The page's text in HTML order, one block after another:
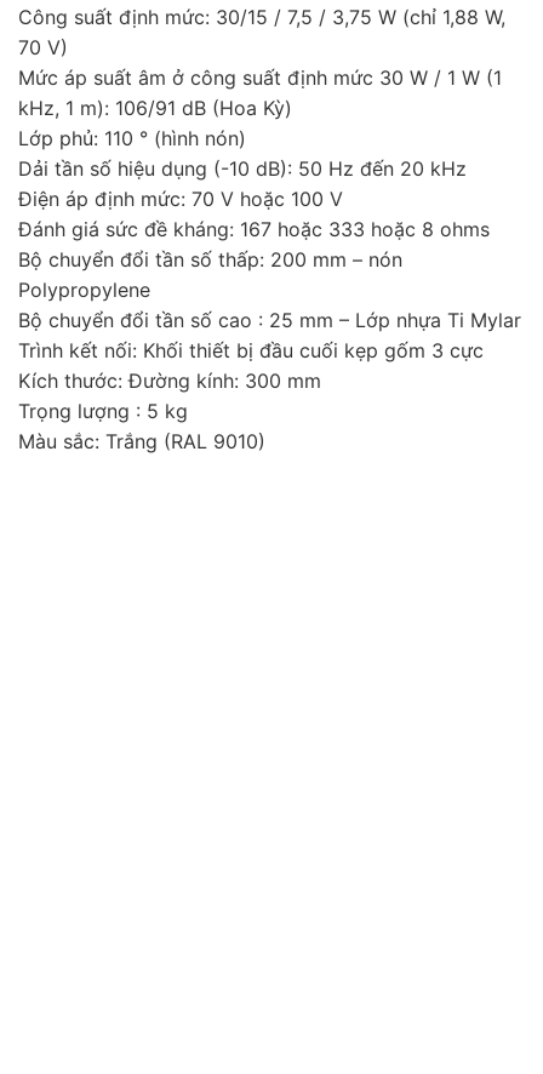
Công suất định mức: 30/15 / 7,5 / 3,75 W (chỉ 1,88 W,
70 V)
Mức áp suất âm ở công suất định mức 30 W / 1 W (1
kHz, 1 m): 106/91 dB (Hoa Kỳ)
Lớp phủ: 110 ° (hình nón)
Dải tần số hiệu dụng (-10 dB): 50 Hz đến 20 kHz
Điện áp định mức: 70 V hoặc 100 V
Đánh giá sức đề kháng: 167 hoặc 333 hoặc 8 ohms
Bộ chuyển đổi tần số thấp: 200 mm – nón
Polypropylene
Bộ chuyển đổi tần số cao : 25 mm – Lớp nhựa Ti Mylar
Trình kết nối: Khối thiết bị đầu cuối kẹp gốm 3 cực
Kích thước: Đường kính: 300 mm
Trọng lượng : 5 kg
Màu sắc: Trắng (RAL 9010)